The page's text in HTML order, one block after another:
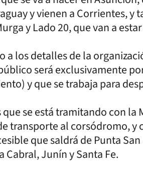
y vienen a Corrientes,
y Lado 20, que van a
a los detalles de la
será exclusivamente
y que se trabaja para
que se está tramitando con
transporte al corsódromo, y
que saldrá de Punta
Cabral, Junín y Santa Fe.